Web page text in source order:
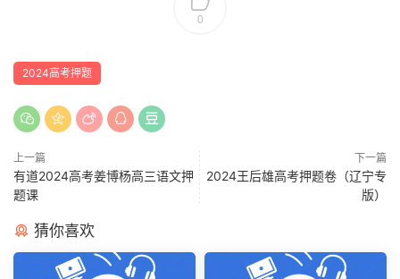
0
2024高考押题
上一篇
有道2024高考姜博杨高三语文押
题课
下一篇
2024王后雄高考押题卷（辽宁专
版）
猜你喜欢